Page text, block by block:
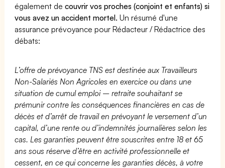
également decouvrir vos proches (conjoint et enfants) si
vous avez un accident mortel. Un résumé d'une
assurance prévoyance pour Rédacteur / Rédactrice des
débats:
L’offre de prévoyance TNS est destinée aux Travailleurs
Non-Salariés Non Agricoles en exercice ou dans une
situation de cumul emploi – retraite souhaitant se
prémunir contre les conséquences financières en cas de
décès et d’arrêt de travail en prévoyant le versement d’un
capital, d’une rente ou d’indemnités journalières selon les
cas. Les garanties peuvent être souscrites entre 18 et 65
ans sous réserve d’être en activité professionnelle et
cessent, en ce qui concerne les garanties décès, à votre